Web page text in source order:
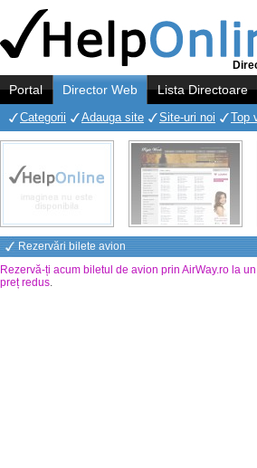
Portal Director Web Lista Directoare
Categorii Adauga site Site-uri noi Top
Rezervări bilete avion
Rezervă-ți acum biletul de avion prin AirWay.ro la un
preț redus.